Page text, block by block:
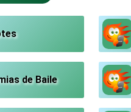
de Baile